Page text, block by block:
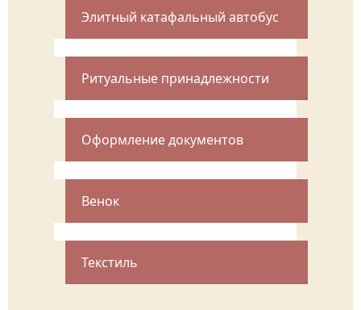
Элитный катафальный автобус
Ритуальные принадлежности
Оформление документов
Венок
Текстиль